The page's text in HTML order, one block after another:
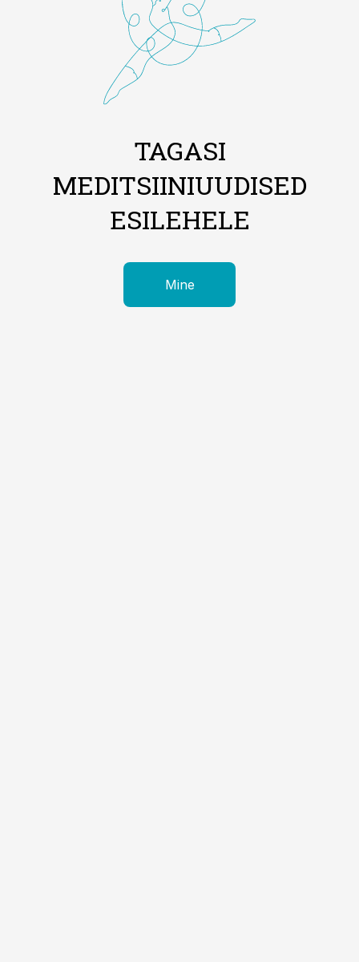
TAGASI
MEDITSIINIUUDISED
ESILEHELE
Mine